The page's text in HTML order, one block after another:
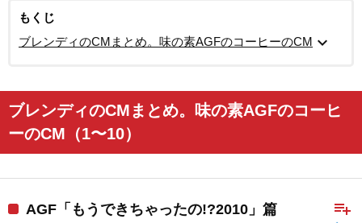
もくじ
ブレンディのCMまとめ。味の素AGFのコーヒーのCM expand_more
ブレンディのCMまとめ。味の素AGFのコーヒ
ーのCM（1〜10）
playlist_add
AGF「もうできちゃったの!?2010」篇